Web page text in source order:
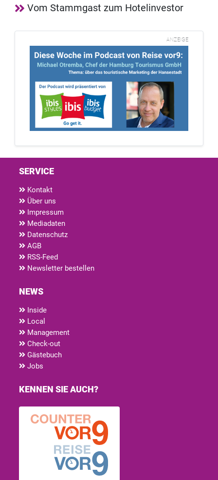
Vom Stammgast zum Hotelinvestor
ANZEIGE
SERVICE
Kontakt
Über uns
Impressum
Mediadaten
Datenschutz
AGB
RSS-Feed
Newsletter bestellen
NEWS
Inside
Local
Management
Check-out
Gästebuch
Jobs
KENNEN SIE AUCH?